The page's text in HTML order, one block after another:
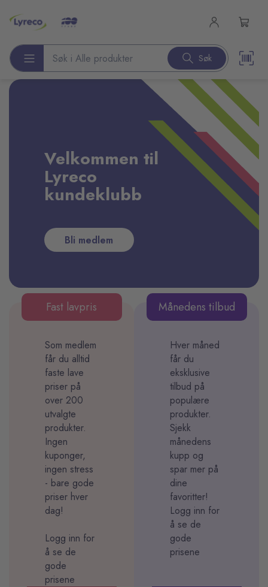
Søk etter produkter Søk
Velkommen til
Lyreco
kundeklubb
Bli medlem
Fast lavpris
Som medlem
får du alltid
faste lave
priser på
over 200
utvalgte
produkter.
Ingen
kuponger,
ingen stress
- bare gode
priser hver
dag!
Logg inn for
å se de
gode
prisene
Månedens tilbud
Hver måned
får du
eksklusive
tilbud på
populære
produkter.
Sjekk
månedens
kupp og
spar mer på
dine
favoritter!
Logg inn for
å se de
gode
prisene